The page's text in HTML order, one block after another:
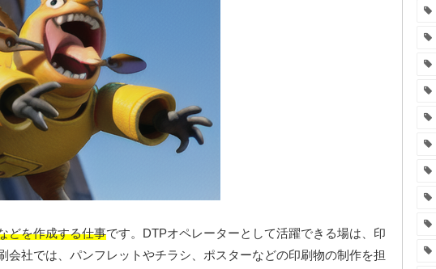
どを作成する仕事です。DTPオペレーターとして活躍できる場は、印
社では、パンフレットやチラシ、ポスターなどの印刷物の制作を担